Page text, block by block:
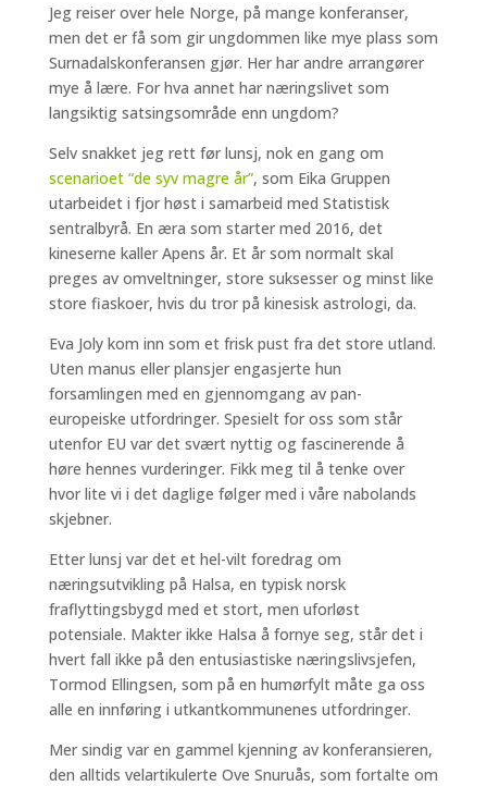
Jeg reiser over hele Norge, på mange konferanser,
men det er få som gir ungdommen like mye plass som
Surnadalskonferansen gjør. Her har andre arrangører
mye å lære. For hva annet har næringslivet som
langsiktig satsingsområde enn ungdom?
Selv snakket jeg rett før lunsj, nok en gang om
scenarioet “de syv magre år”, som Eika Gruppen
utarbeidet i fjor høst i samarbeid med Statistisk
sentralbyrå. En æra som starter med 2016, det
kineserne kaller Apens år. Et år som normalt skal
preges av omveltninger, store suksesser og minst like
store fiaskoer, hvis du tror på kinesisk astrologi, da.
Eva Joly kom inn som et frisk pust fra det store utland.
Uten manus eller plansjer engasjerte hun
forsamlingen med en gjennomgang av pan-
europeiske utfordringer. Spesielt for oss som står
utenfor EU var det svært nyttig og fascinerende å
høre hennes vurderinger. Fikk meg til å tenke over
hvor lite vi i det daglige følger med i våre nabolands
skjebner.
Etter lunsj var det et hel-vilt foredrag om
næringsutvikling på Halsa, en typisk norsk
fraflyttingsbygd med et stort, men uforløst
potensiale. Makter ikke Halsa å fornye seg, står det i
hvert fall ikke på den entusiastiske næringslivsjefen,
Tormod Ellingsen, som på en humørfylt måte ga oss
alle en innføring i utkantkommunenes utfordringer.
Mer sindig var en gammel kjenning av konferansieren,
den alltids velartikulerte Ove Snuruås, som fortalte om